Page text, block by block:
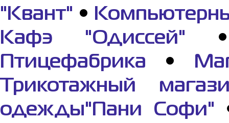
"Квант" •
Кафэ "Одиссей"
Птицефабрика •
Трикотажный
одежды"Пани Софи"